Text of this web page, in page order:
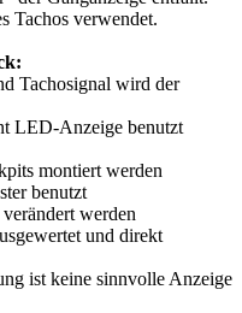
Tachos verwendet.
Tachosignal wird der
LED-Anzeige benutzt
montiert werden
benutzt
werden
und direkt
ist keine sinnvolle Anzeige